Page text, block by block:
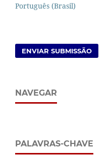
Português (Brasil)
ENVIAR SUBMISSÃO
NAVEGAR
PALAVRAS-CHAVE